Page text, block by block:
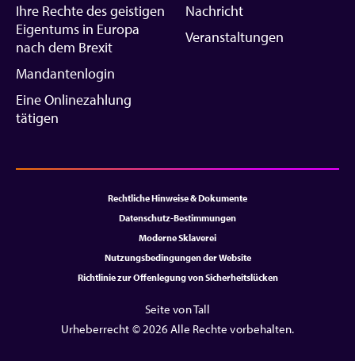
Ihre Rechte des geistigen
Eigentums in Europa
nach dem Brexit
Mandantenlogin
Eine Onlinezahlung
tätigen
Nachricht
Veranstaltungen
Rechtliche Hinweise & Dokumente
Datenschutz-Bestimmungen
Moderne Sklaverei
Nutzungsbedingungen der Website
Richtlinie zur Offenlegung von Sicherheitslücken
Seite von Tall
Urheberrecht © 2026 Alle Rechte vorbehalten.